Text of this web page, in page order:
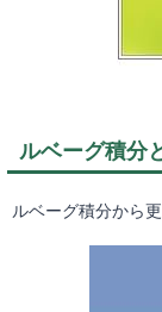
ルベーグ積分
ルベーグ積分から